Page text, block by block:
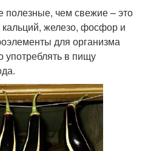
чем свежие – это
кальций, железо, фосфор и
для организма
употреблять в пищу